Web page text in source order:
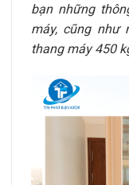
bạn những
máy, cũng như
thang máy 450